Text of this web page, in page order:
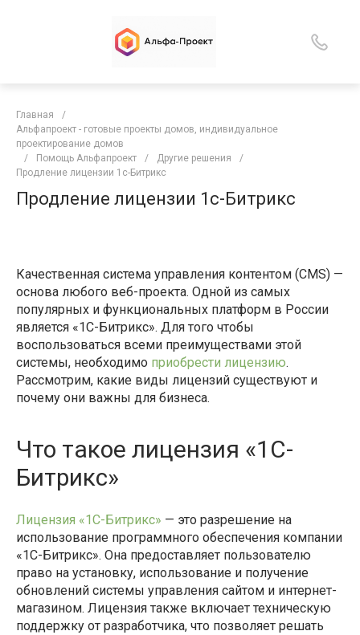
Главная
/
Альфапроект - готовые проекты домов, индивидуальное
проектирование домов
/
Помощь Альфапроект / Другие решения
/
Продление лицензии 1с-Битрикс
Продление лицензии 1с-Битрикс
Качественная система управления контентом (CMS) —
основа любого веб-проекта. Одной из самых
популярных и функциональных платформ в России
является «1С-Битрикс». Для того чтобы
воспользоваться всеми преимуществами этой
системы, необходимо приобрести лицензию.
Рассмотрим, какие виды лицензий существуют и
почему они важны для бизнеса.
Что такое лицензия «1С-
Битрикс»
Лицензия «1С-Битрикс» — это разрешение на
использование программного обеспечения компании
«1С-Битрикс». Она предоставляет пользователю
право на установку, использование и получение
обновлений системы управления сайтом и интернет-
магазином. Лицензия также включает техническую
поддержку от разработчика, что позволяет решать